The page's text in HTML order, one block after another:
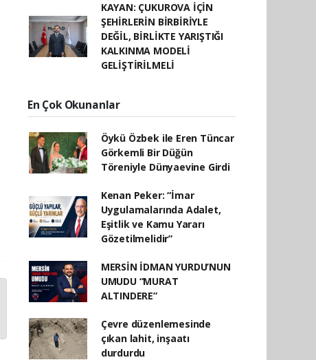
KAYAN: ÇUKUROVA İÇİN
ŞEHİRLERİN BİRBİRİYLE
DEĞİL, BİRLİKTE YARIŞTIĞI
KALKINMA MODELİ
GELİŞTİRİLMELİ
En Çok Okunanlar
Öykü Özbek ile Eren Tüncar
Görkemli Bir Düğün
Töreniyle Dünyaevine Girdi
Kenan Peker: “İmar
Uygulamalarında Adalet,
Eşitlik ve Kamu Yararı
Gözetilmelidir”
MERSİN İDMAN YURDU’NUN
UMUDU “MURAT
ALTINDERE”
Çevre düzenlemesinde
çıkan lahit, inşaatı
durdurdu